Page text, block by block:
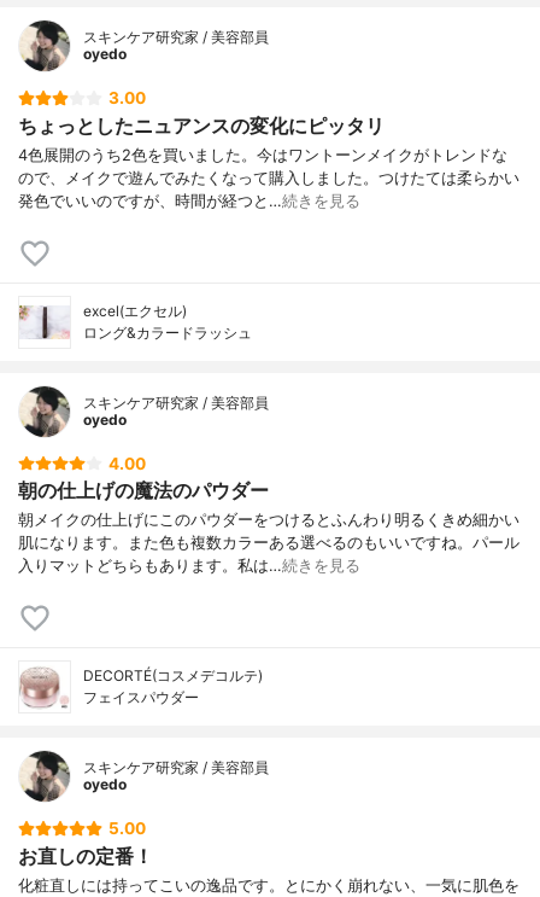
スキンケア研究家 / 美容部員
oyedo
3.00
ちょっとしたニュアンスの変化にピッタリ
4色展開のうち2色を買いました。今はワントーンメイクがトレンドな
ので、メイクで遊んでみたくなって購入しました。つけたては柔らかい
発色でいいのですが、時間が経つと…続きを見る
excel(エクセル)
ロング&カラードラッシュ
スキンケア研究家 / 美容部員
oyedo
4.00
朝の仕上げの魔法のパウダー
朝メイクの仕上げにこのパウダーをつけるとふんわり明るくきめ細かい
肌になります。また色も複数カラーある選べるのもいいですね。パール
入りマットどちらもあります。私は…続きを見る
DECORTÉ(コスメデコルテ)
フェイスパウダー
スキンケア研究家 / 美容部員
oyedo
5.00
お直しの定番！
化粧直しには持ってこいの逸品です。とにかく崩れない、一気に肌色を